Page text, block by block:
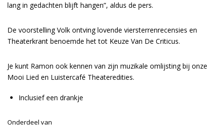
lang in gedachten blijft hangen”, aldus de pers.
De voorstelling Volk ontving lovende viersterrenrecensies en
Theaterkrant benoemde het tot Keuze Van De Criticus.
Je kunt Ramon ook kennen van zijn muzikale omlijsting bij onze
Mooi Lied en Luistercafé Theateredities.
Inclusief een drankje
Onderdeel van